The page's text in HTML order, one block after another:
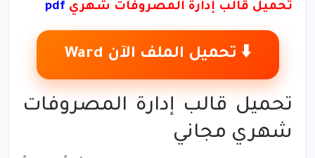
تحميل قالب إدارة المصروفات شهري
⬇️ تحميل الملف الآن Ward
تحميل قالب إدارة المصروفات
شهري مجاني